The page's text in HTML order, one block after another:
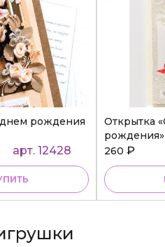
рождения
арт. 12428
Открытка
рождения»
260 ₽